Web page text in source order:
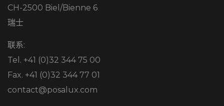
CH-2500 Biel/Bienne 6
瑞士
联系:
Tel. +41 (0)32 344 75 00
Fax. +41 (0)32 344 77 01
contact@posalux.com